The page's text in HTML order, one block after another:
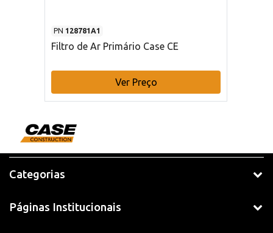
PN 128781A1
Filtro de Ar Primário Case CE
Ver Preço
Categorias
Páginas Institucionais